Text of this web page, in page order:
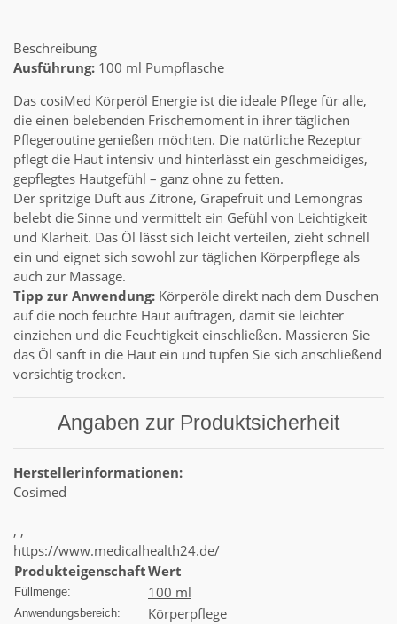
Beschreibung
Ausführung: 100 ml Pumpflasche
Das cosiMed Körperöl Energie ist die ideale Pflege für alle,
die einen belebenden Frischemoment in ihrer täglichen
Pflegeroutine genießen möchten. Die natürliche Rezeptur
pflegt die Haut intensiv und hinterlässt ein geschmeidiges,
gepflegtes Hautgefühl – ganz ohne zu fetten.
Der spritzige Duft aus Zitrone, Grapefruit und Lemongras
belebt die Sinne und vermittelt ein Gefühl von Leichtigkeit
und Klarheit. Das Öl lässt sich leicht verteilen, zieht schnell
ein und eignet sich sowohl zur täglichen Körperpflege als
auch zur Massage.
Tipp zur Anwendung: Körperöle direkt nach dem Duschen
auf die noch feuchte Haut auftragen, damit sie leichter
einziehen und die Feuchtigkeit einschließen. Massieren Sie
das Öl sanft in die Haut ein und tupfen Sie sich anschließend
vorsichtig trocken.
Angaben zur Produktsicherheit
Herstellerinformationen:
Cosimed
, ,
https://www.medicalhealth24.de/
ProdukteigenschaftWert
Füllmenge: 100 ml
Anwendungsbereich: Körperpflege